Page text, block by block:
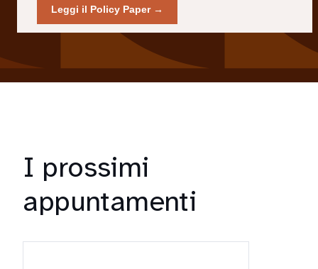
Leggi il Policy Paper →
I prossimi
appuntamenti